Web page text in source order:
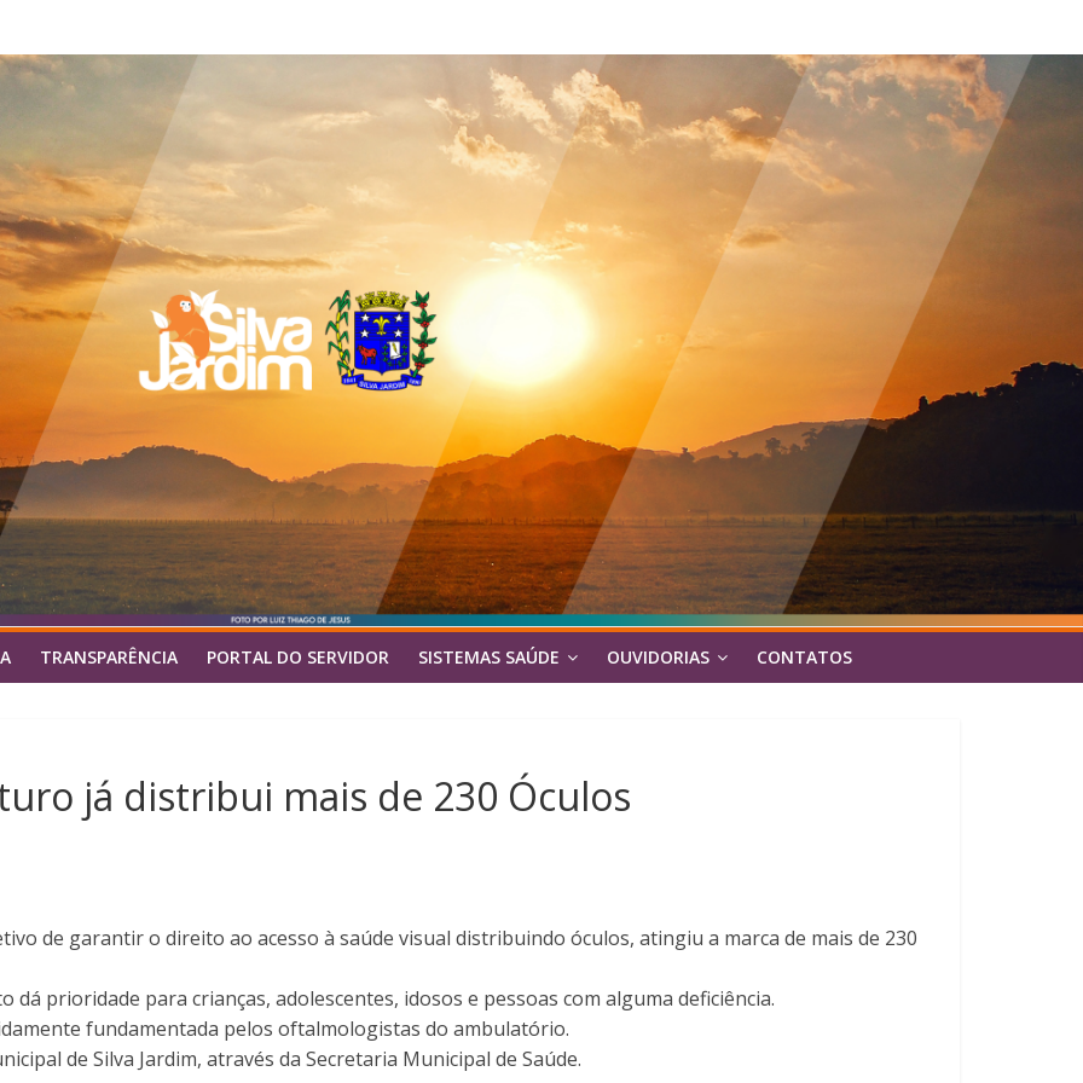
TRANSPARÊNCIA PORTAL DO SERVIDOR SISTEMAS SAÚDE OUVIDORIAS CONTATOS
já distribui mais de 230 Óculos
de garantir o direito ao acesso à saúde visual distribuindo óculos, atingiu a marca de mais de 230
prioridade para crianças, adolescentes, idosos e pessoas com alguma deficiência.
fundamentada pelos oftalmologistas do ambulatório.
de Silva Jardim, através da Secretaria Municipal de Saúde.